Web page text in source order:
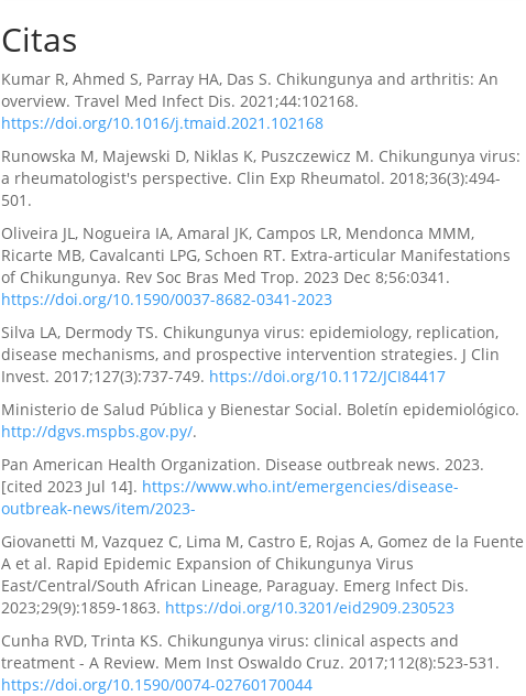
Citas
Kumar R, Ahmed S, Parray HA, Das S. Chikungunya and arthritis: An
overview. Travel Med Infect Dis. 2021;44:102168.
https://doi.org/10.1016/j.tmaid.2021.102168
Runowska M, Majewski D, Niklas K, Puszczewicz M. Chikungunya virus:
a rheumatologist's perspective. Clin Exp Rheumatol. 2018;36(3):494-
501.
Oliveira JL, Nogueira IA, Amaral JK, Campos LR, Mendonca MMM,
Ricarte MB, Cavalcanti LPG, Schoen RT. Extra-articular Manifestations
of Chikungunya. Rev Soc Bras Med Trop. 2023 Dec 8;56:0341.
https://doi.org/10.1590/0037-8682-0341-2023
Silva LA, Dermody TS. Chikungunya virus: epidemiology, replication,
disease mechanisms, and prospective intervention strategies. J Clin
Invest. 2017;127(3):737-749. https://doi.org/10.1172/JCI84417
Ministerio de Salud Pública y Bienestar Social. Boletín epidemiológico.
http://dgvs.mspbs.gov.py/.
Pan American Health Organization. Disease outbreak news. 2023.
[cited 2023 Jul 14]. https://www.who.int/emergencies/disease-
outbreak-news/item/2023-
Giovanetti M, Vazquez C, Lima M, Castro E, Rojas A, Gomez de la Fuente
A et al. Rapid Epidemic Expansion of Chikungunya Virus
East/Central/South African Lineage, Paraguay. Emerg Infect Dis.
2023;29(9):1859-1863. https://doi.org/10.3201/eid2909.230523
Cunha RVD, Trinta KS. Chikungunya virus: clinical aspects and
treatment - A Review. Mem Inst Oswaldo Cruz. 2017;112(8):523-531.
https://doi.org/10.1590/0074-02760170044